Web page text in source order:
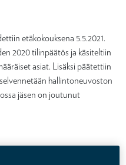
etäkokouksena 5.5.2021.
2020 tilinpäätös ja käsiteltiin
asiat. Lisäksi päätettiin
hallintoneuvoston
jäsen on joutunut